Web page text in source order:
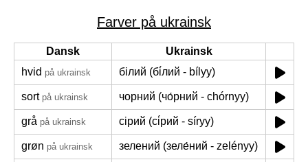
Farver på ukrainsk
Dansk
Ukrainsk
hvid på ukrainsk білий (бі́лий - bílyy)
sort på ukrainsk чорний (чо́рний - chórnyy)
grå på ukrainsk сірий (сі́рий - síryy)
grøn på ukrainsk зелений (зеле́ний - zelényy)